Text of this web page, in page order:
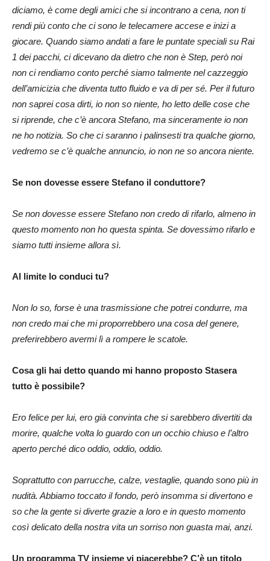
diciamo, è come degli amici che si incontrano a cena, non ti
rendi più conto che ci sono le telecamere accese e inizi a
giocare. Quando siamo andati a fare le puntate speciali su Rai
1 dei pacchi, ci dicevano da dietro che non è Step, però noi
non ci rendiamo conto perché siamo talmente nel cazzeggio
dell’amicizia che diventa tutto fluido e va di per sé. Per il futuro
non saprei cosa dirti, io non so niente, ho letto delle cose che
si riprende, che c’è ancora Stefano, ma sinceramente io non
ne ho notizia. So che ci saranno i palinsesti tra qualche giorno,
vedremo se c’è qualche annuncio, io non ne so ancora niente.
Se non dovesse essere Stefano il conduttore?
Se non dovesse essere Stefano non credo di rifarlo, almeno in
questo momento non ho questa spinta. Se dovessimo rifarlo e
siamo tutti insieme allora sì.
Al limite lo conduci tu?
Non lo so, forse è una trasmissione che potrei condurre, ma
non credo mai che mi proporrebbero una cosa del genere,
preferirebbero avermi lì a rompere le scatole.
Cosa gli hai detto quando mi hanno proposto Stasera
tutto è possibile?
Ero felice per lui, ero già convinta che si sarebbero divertiti da
morire, qualche volta lo guardo con un occhio chiuso e l’altro
aperto perché dico oddio, oddio, oddio.
Soprattutto con parrucche, calze, vestaglie, quando sono più in
nudità. Abbiamo toccato il fondo, però insomma si divertono e
so che la gente si diverte grazie a loro e in questo momento
così delicato della nostra vita un sorriso non guasta mai, anzi.
Un programma TV insieme vi piacerebbe? C’è un titolo